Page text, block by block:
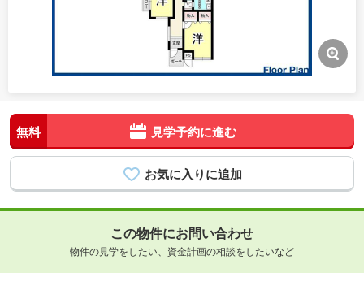
無料 見学予約に進む
この物件にお問い合わせ
物件の見学をしたい、資金計画の相談をしたいなど